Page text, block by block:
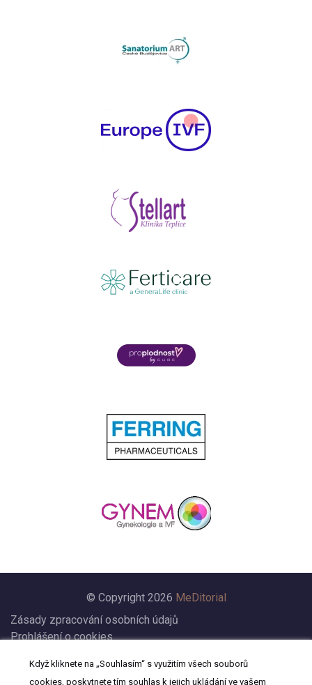
© Copyright 2026 MeDitorial
Zásady zpracování osobních údajů
Prohlášení o cookies
Prohlášení
Když kliknete na „Souhlasím“ s využitím všech souborů
cookies, poskytnete tím souhlas k jejich ukládání ve vašem